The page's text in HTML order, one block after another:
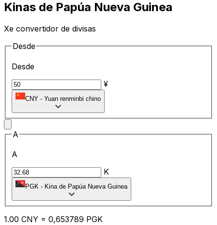
Kinas de Papúa Nueva Guinea
Xe convertidor de divisas
Desde
Desde
¥
CNY - Yuan renminbi chino
A
A
K
PGK - Kina de Papúa Nueva Guinea
1.00 CNY = 0,653789 PGK